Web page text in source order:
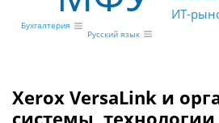
ИТ-
Бухгалтерия
Русский язык
Xerox VersaLink и
системы,